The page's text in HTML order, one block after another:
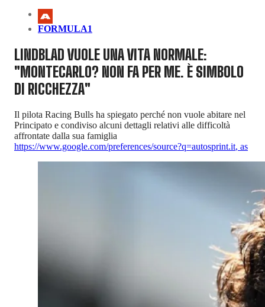
FORMULA1
LINDBLAD VUOLE UNA VITA NORMALE:
"MONTECARLO? NON FA PER ME. È SIMBOLO
DI RICCHEZZA"
Il pilota Racing Bulls ha spiegato perché non vuole abitare nel
Principato e condiviso alcuni dettagli relativi alle difficoltà
affrontate dalla sua famiglia
https://www.google.com/preferences/source?q=autosprint.it, as